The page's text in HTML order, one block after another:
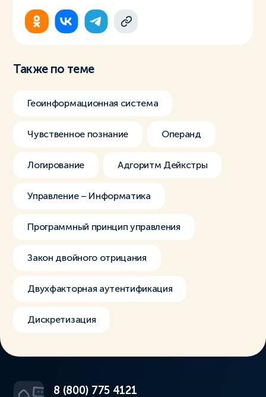
Также по теме
Геоинформационная система
Чувственное познание Операнд
Логирование Адгоритм Дейкстры
Управление – Информатика
Программный принцип управления
Закон двойного отрицания
Двухфакторная аутентификация
Дискретизация
8 (800) 775 4121